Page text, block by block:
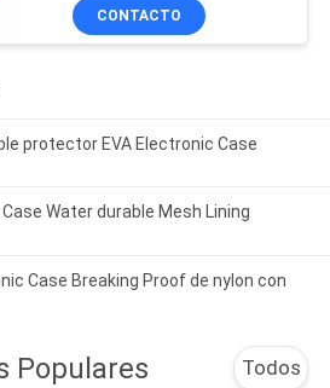
CONTACTO
protector EVA Electronic Case
Water durable Mesh Lining
Case Breaking Proof de nylon con
Populares Todos